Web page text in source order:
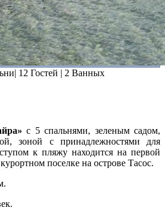
| 12 Гостей | 2 Ванных
с 5 спальнями, зеленым садом,
зоной с принадлежностями для
к пляжу находится на первой
поселке на острове Тасос.